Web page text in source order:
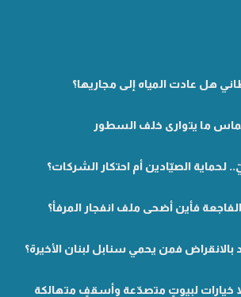
هل عادت المياه إلى مجاريها؟
ما يتوارى خلف السطور
لحماية الصيّادين أم احتكار الشركات؟
فأين أضحى ملف انفجار المرفأ؟
بالانقراض فمن يحمي سنابل لبنان الأخيرة؟
خيارات لبيوتٍ متصدّعة وأسقفٍ متهالكة